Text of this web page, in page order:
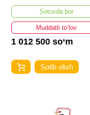
TOTAL TWTLI20182
Sotuvda bor
Muddatli to‘lov
1 012 500 so‘m
Sotib olish